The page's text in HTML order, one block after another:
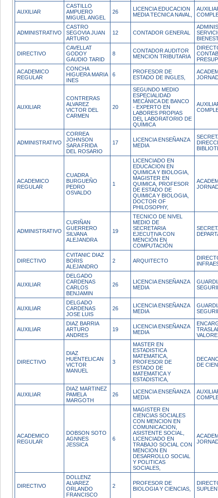
AUXILIAR
CASTILLO
AMPUERO
MIGUEL ANGEL
26
LICENCIA EDUCACION
MEDIA TECNICA NAVAL,
ADMINISTRATIVO
CASTRO
SEGOVIA JUAN
ARTURO
12 CONTADOR GENERAL
DIRECTIVO
CAVELLAT
GODOY
GAUDIO TARID
8
CONTADOR AUDITOR
MENCION TRIBUTARIA
ACADEMICO
REGULAR
CONCHA
HIGUERA MARIA
INES
6
PROFESOR DE
ESTADO DE INGLES,
AUXILIAR
CONTRERAS
ALVAREZ
VICTOR DEL
CARMEN
20
SEGUNDO MEDIO
ESPECIALIDAD
MECÁNICA DE BANCO
- EXPERTO EN
LABORES PROPIAS
DEL LABORATORIO DE
QUÍMICA
ADMINISTRATIVO
CORREA
JOHNSON
SARA FRIDA
DEL ROSARIO
17
LICENCIA ENSEÑANZA
MEDIA
ACADEMICO
REGULAR
CUADRA
BURGUEÑO
PEDRO
OSVALDO
1
LICENCIADO EN
EDUCACION EN
QUIMICA Y BIOLOGIA,
MAGISTER EN
QUIMICA, PROFESOR
DE ESTADO DE
QUIMICA Y BIOLOGIA,
DOCTOR OF
PHILOSOPHY,
ADMINISTRATIVO
CURIÑAN
GUERRERO
SILVANA
ALEJANDRA
19
TECNICO DE NIVEL
MEDIO DE
SECRETARIA
EJECUTIVA CON
MENCIÓN EN
COMPUTACIÓN
DIRECTIVO
CVITANIC DIAZ
BORIS
ALEJANDRO
2 ARQUITECTO
AUXILIAR
DELGADO
CARDENAS
CARLOS
BENJAMIN
26
LICENCIA ENSEÑANZA
MEDIA
AUXILIAR
DELGADO
CARDENAS
JOSE LUIS
26
LICENCIA ENSEÑANZA
MEDIA
AUXILIAR
DIAZ BARRIA
ARTURO
ANDRES
19
LICENCIA ENSEÑANZA
MEDIA
DIRECTIVO
DIAZ
HUENTELICAN
VICTOR
MANUEL
3
MASTER EN
ESTADISTICA
MATEMATICA,
PROFESOR DE
ESTADO DE
MATEMATICA Y
ESTADISTICA,
DE
AUXILIAR
DIAZ MARTINEZ
PAMELA
MARGOTH
26
LICENCIA ENSEÑANZA
MEDIA
ACADEMICO
REGULAR
DOBSON SOTO
AGNNES
JESSICA
6
MAGISTER EN
CIENCIAS SOCIALES
CON MENCION EN
COMUNICACION,
ASISTENTE SOCIAL,
LICENCIADO EN
TRABAJO SOCIAL CON
MENCION EN
DESARROLLO SOCIAL
Y POLITICAS
SOCIALES,
DIRECTIVO
DOLLENZ
ALVAREZ
ORLANDO
FRANCISCO
2
PROFESOR DE
BIOLOGIA Y CIENCIAS,